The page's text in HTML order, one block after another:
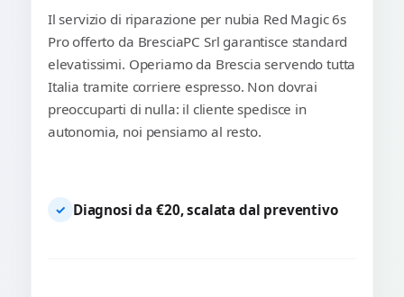
Il servizio di riparazione per nubia Red Magic 6s
Pro offerto da BresciaPC Srl garantisce standard
elevatissimi. Operiamo da Brescia servendo tutta
Italia tramite corriere espresso. Non dovrai
preoccuparti di nulla: il cliente spedisce in
autonomia, noi pensiamo al resto.
✓ Diagnosi da €20, scalata dal preventivo